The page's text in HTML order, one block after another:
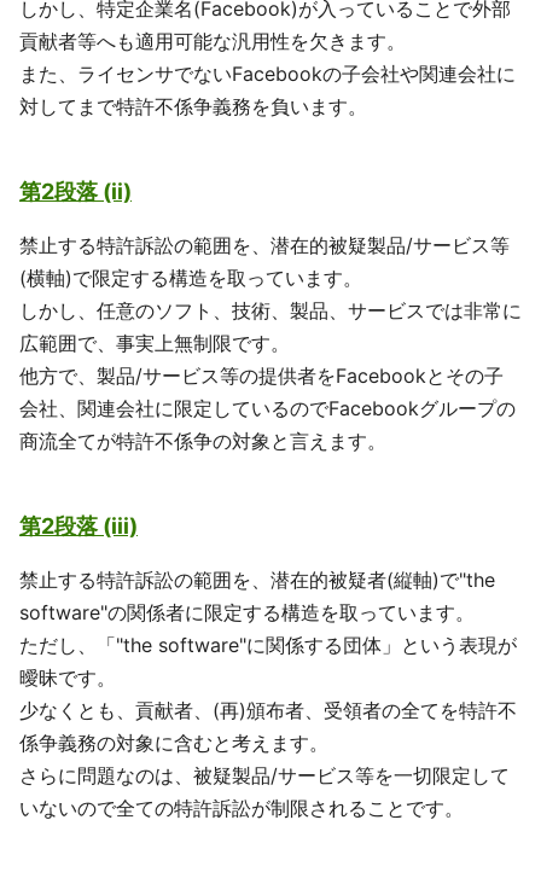
しかし、特定企業名(Facebook)が入っていることで外部
貢献者等へも適用可能な汎用性を欠きます。
また、ライセンサでないFacebookの子会社や関連会社に
対してまで特許不係争義務を負います。
第2段落 (ii)
禁止する特許訴訟の範囲を、潜在的被疑製品/サービス等
(横軸)で限定する構造を取っています。
しかし、任意のソフト、技術、製品、サービスでは非常に
広範囲で、事実上無制限です。
他方で、製品/サービス等の提供者をFacebookとその子
会社、関連会社に限定しているのでFacebookグループの
商流全てが特許不係争の対象と言えます。
第2段落 (iii)
禁止する特許訴訟の範囲を、潜在的被疑者(縦軸)で"the
software"の関係者に限定する構造を取っています。
ただし、「"the software"に関係する団体」という表現が
曖昧です。
少なくとも、貢献者、(再)頒布者、受領者の全てを特許不
係争義務の対象に含むと考えます。
さらに問題なのは、被疑製品/サービス等を一切限定して
いないので全ての特許訴訟が制限されることです。